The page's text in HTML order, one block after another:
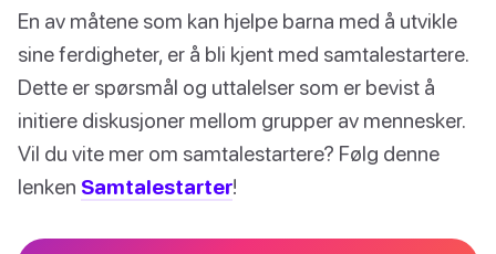
En av måtene som kan hjelpe barna med å utvikle
sine ferdigheter, er å bli kjent med samtalestartere.
Dette er spørsmål og uttalelser som er bevist å
initiere diskusjoner mellom grupper av mennesker.
Vil du vite mer om samtalestartere? Følg denne
lenken Samtalestarter!